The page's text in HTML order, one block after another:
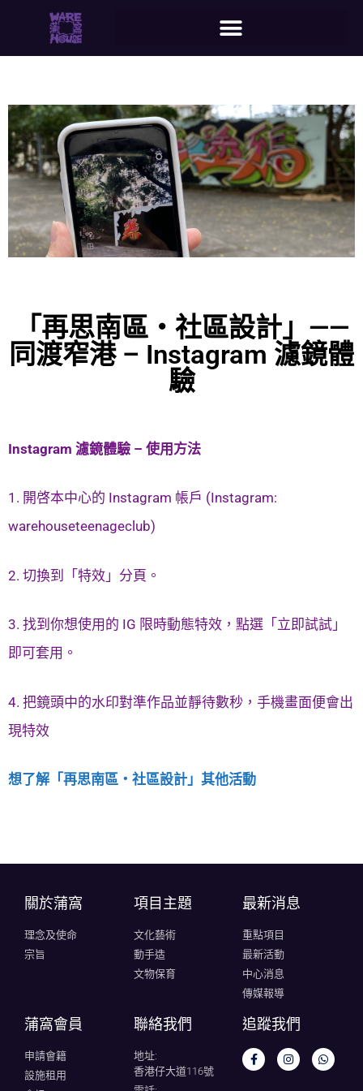
「再思南區‧社區設計」——
同渡窄港 – Instagram 濾鏡體
驗
Instagram 濾鏡體驗 – 使用方法
1. 開啓本中心的 Instagram 帳戶 (Instagram:
warehouseteenageclub)
2. 切換到「特效」分頁。
3. 找到你想使用的 IG 限時動態特效，點選「立即試試」
即可套用。
4. 把鏡頭中的水印對準作品並靜待數秒，手機畫面便會出
現特效
想了解「再思南區‧社區設計」其他活動
關於蒲窩​
理念及使命
宗旨
項目主題
文化藝術
動手造
文物保育
最新消息
重點項目
最新活動
中心消息
傳媒報導
蒲窩會員
申請會籍
設施租用
聯絡我們
地址:
香港仔大道116號
追蹤我們